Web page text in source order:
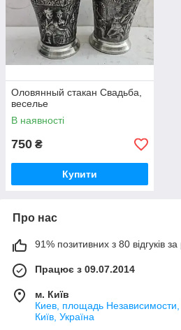
Оловянный стакан Свадьба,
веселье
В наявності
750 ₴
Купити
Про нас
91% позитивних з 80 відгуків за
Працює з 09.07.2014
м. Київ
Киев, площадь
Київ, Україна